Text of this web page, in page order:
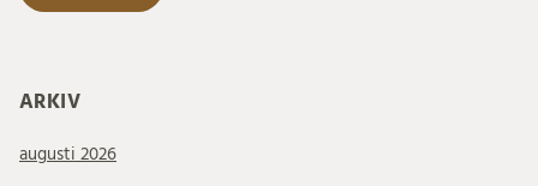
ARKIV
augusti 2026